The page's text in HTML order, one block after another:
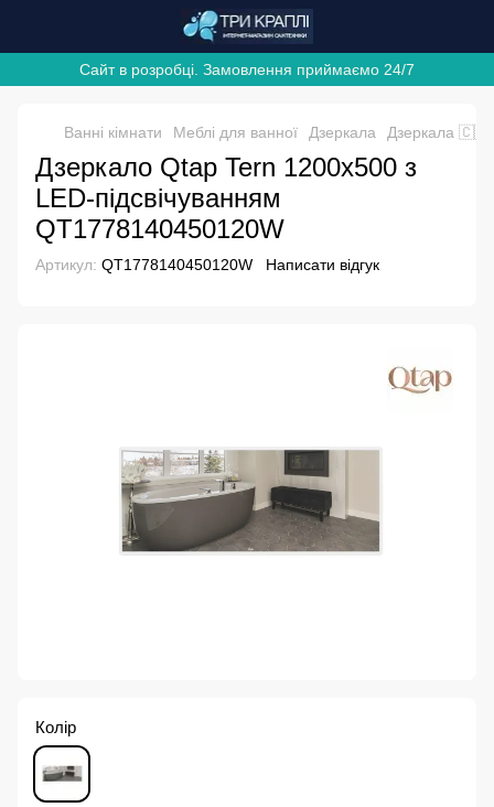
Сайт в розробці. Замовлення приймаємо 24/7
Ванні кімнати Меблі для ванної Дзеркала Дзеркала
Дзеркало Qtap Tern 1200x500 з
LED-підсвічуванням
QT1778140450120W
Артикул: QT1778140450120W Написати відгук
Колір